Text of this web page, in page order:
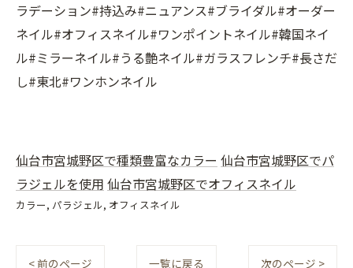
ラデーション#持込み#ニュアンス#ブライダル#オーダー
ネイル#オフィスネイル#ワンポイントネイル#韓国ネイ
ル#ミラーネイル#うる艶ネイル#ガラスフレンチ#長さだ
し#東北#ワンホンネイル
仙台市宮城野区で種類豊富なカラー 仙台市宮城野区でパ
ラジェルを使用 仙台市宮城野区でオフィスネイル
カラー パラジェル オフィスネイル
< 前のページ 一覧に戻る 次のページ >